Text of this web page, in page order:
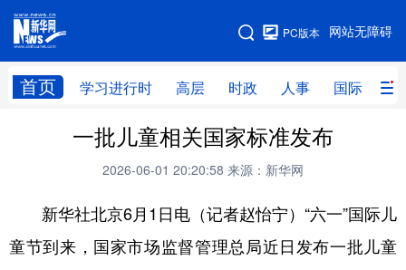
网站无障碍
PC版本
首页 学习进行时 高层 时政 人事 国际 财
网站地图
学习进行时 高层 时政
财经 网评
台湾 思客智库 全球连线 教育
科技 科创 量子 体育
一批儿童相关国家标准发布
2026-06-01 20:20:58 来源：新华网
新华社北京6月1日电（记者赵怡宁）“六一”国际儿
童节到来，国家市场监督管理总局近日发布一批儿童